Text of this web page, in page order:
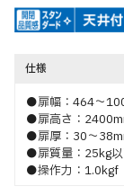
仕様
●扉幅：464～
●扉高さ：
●扉厚：30～
●扉質量：25kg以
●操作力：1.0kgf